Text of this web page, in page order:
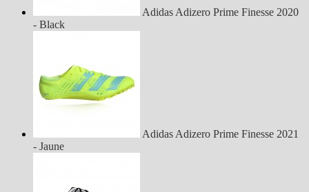
Adidas Adizero Prime Finesse 2020
- Black
Adidas Adizero Prime Finesse 2021
- Jaune